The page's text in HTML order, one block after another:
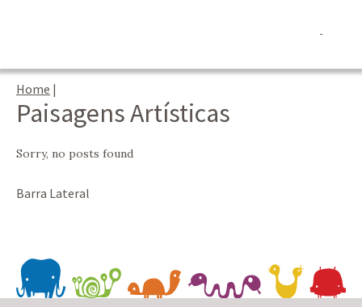
Home |
Paisagens Artísticas
Sorry, no posts found
Barra Lateral